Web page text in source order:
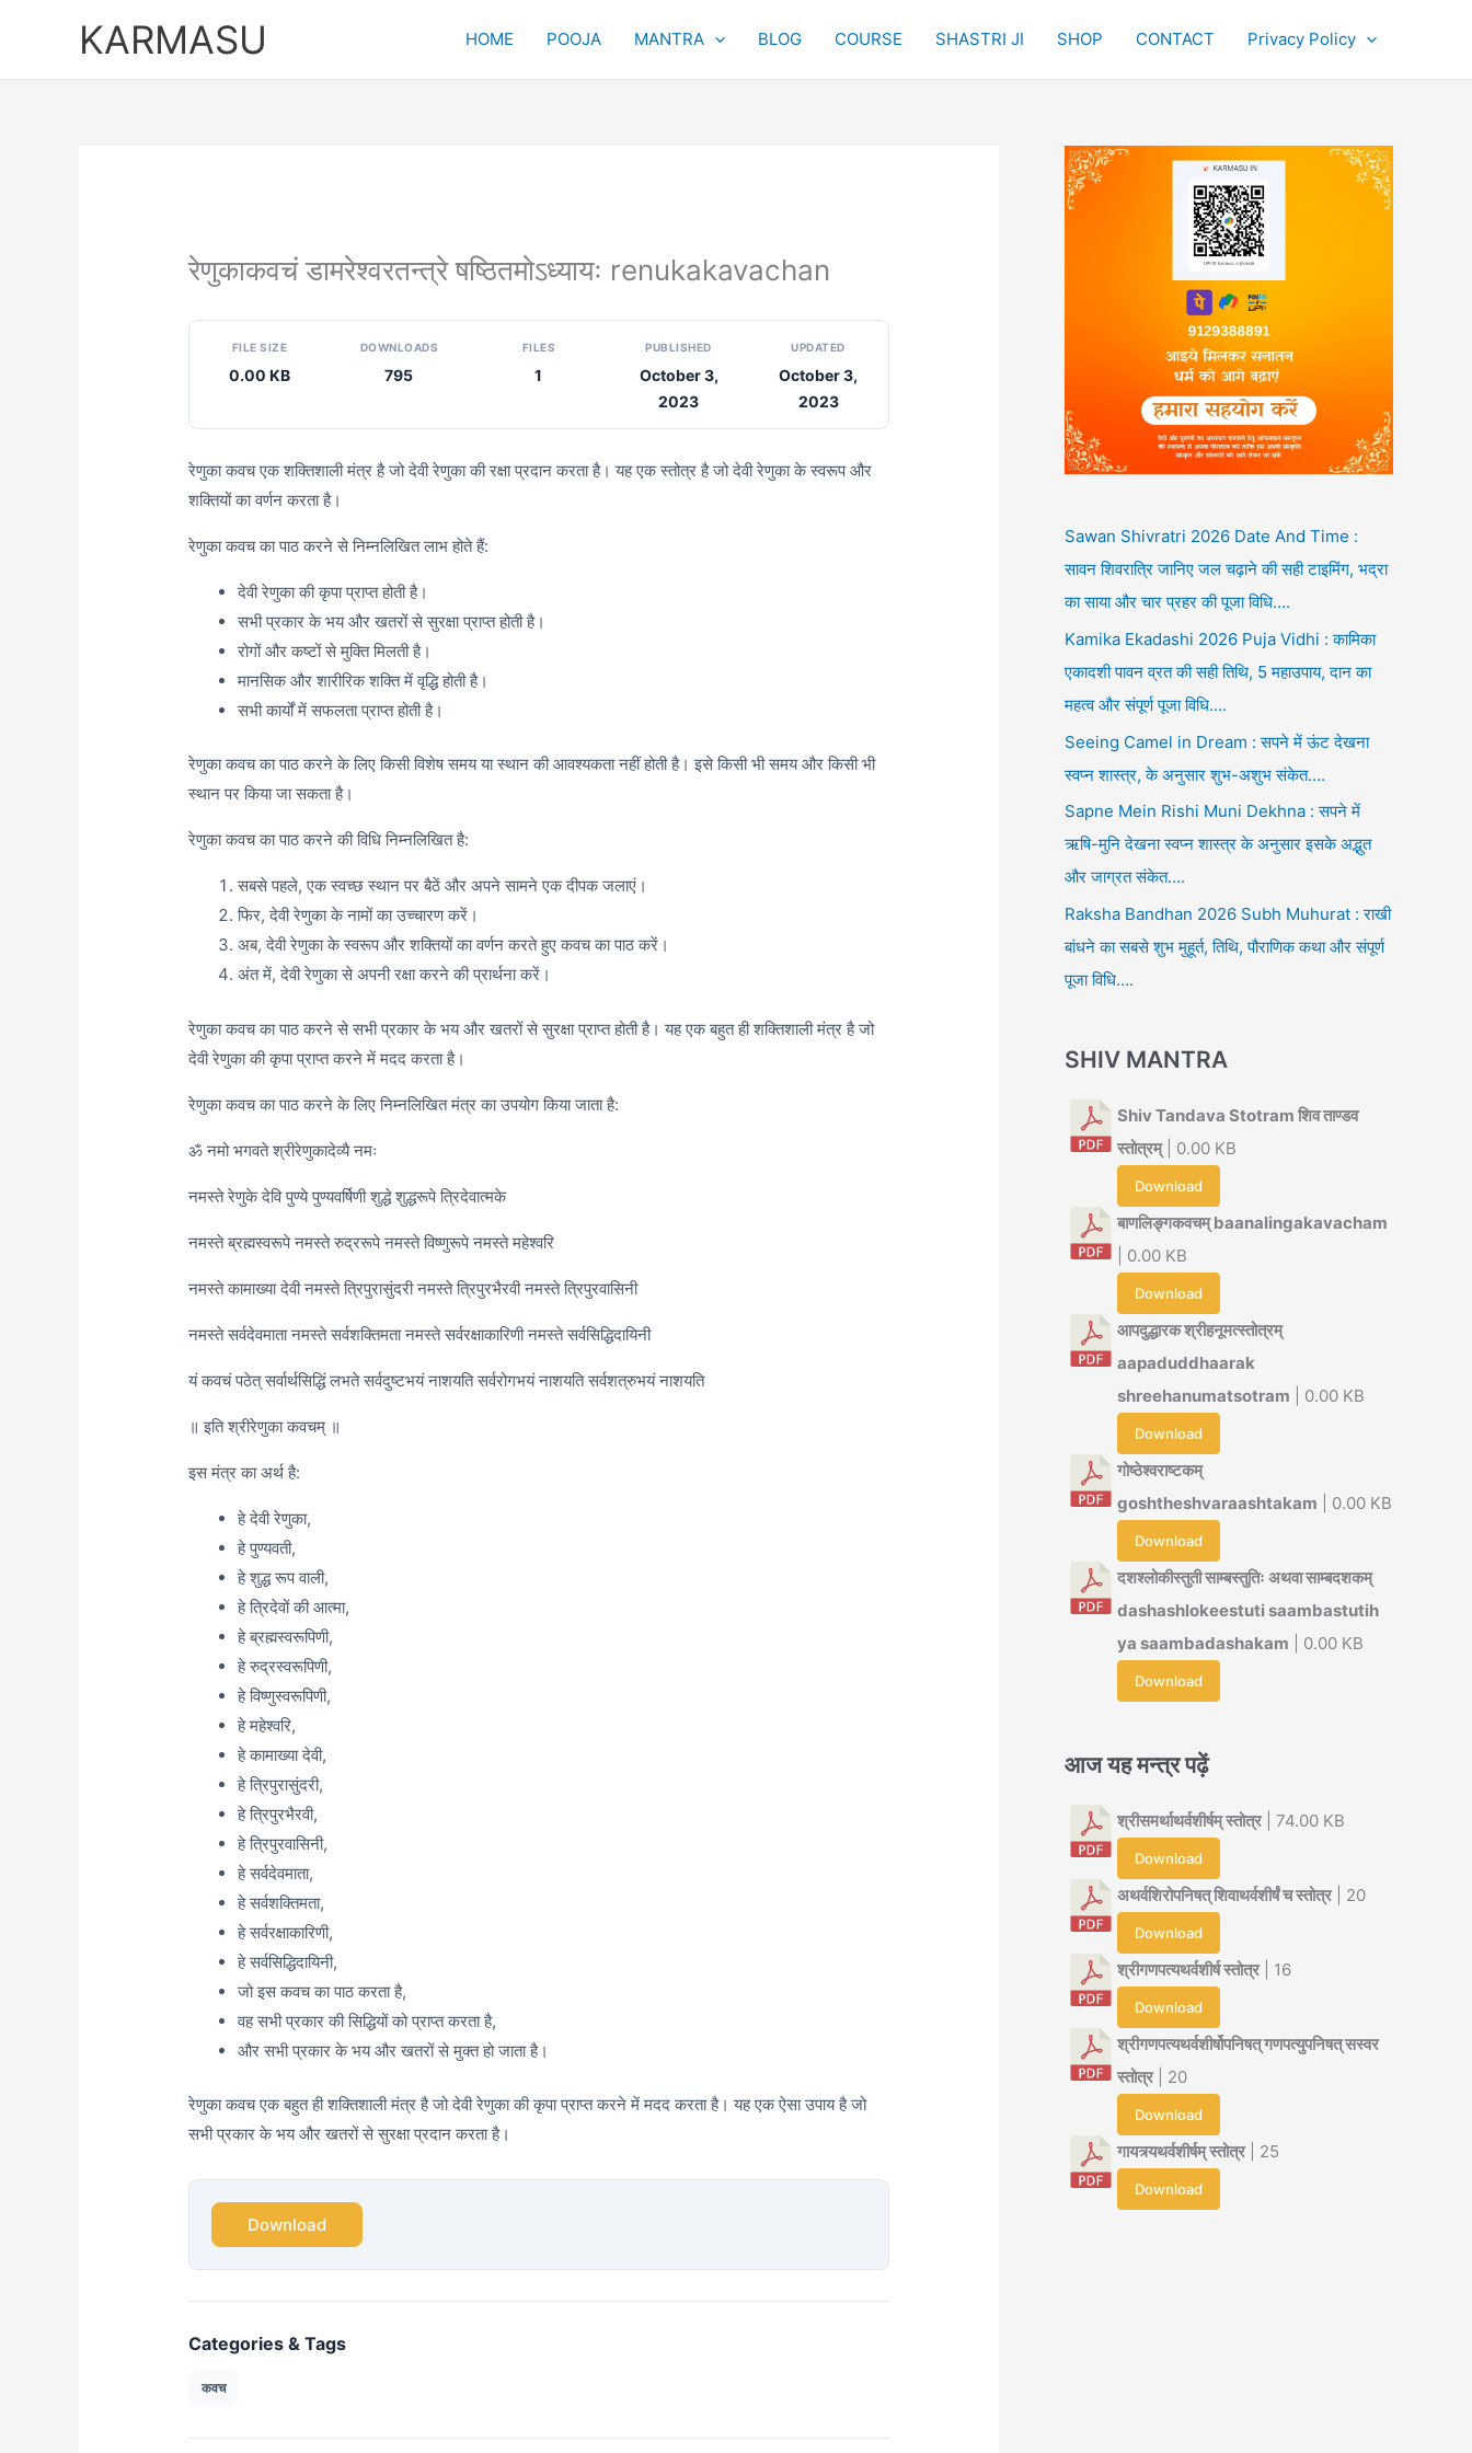
KARMASU HOME POOJA MANTRA BLOG COURSE SHASTRI JI SHOP CONTACT Privacy Policy
रेणुकाकवचं डामरेश्वरतन्त्रे षष्ठितमोऽध्यायः renukakavachan
FILE SIZE
0.00 KB
DOWNLOADS
795
FILES
1
PUBLISHED
October 3,
2023
UPDATED
October 3,
2023
रेणुका कवच एक शक्तिशाली मंत्र है जो देवी रेणुका की रक्षा प्रदान करता है। यह एक स्तोत्र है जो देवी रेणुका के स्वरूप और
शक्तियों का वर्णन करता है।
रेणुका कवच का पाठ करने से निम्नलिखित लाभ होते हैं:
देवी रेणुका की कृपा प्राप्त होती है।
सभी प्रकार के भय और खतरों से सुरक्षा प्राप्त होती है।
रोगों और कष्टों से मुक्ति मिलती है।
मानसिक और शारीरिक शक्ति में वृद्धि होती है।
सभी कार्यों में सफलता प्राप्त होती है।
रेणुका कवच का पाठ करने के लिए किसी विशेष समय या स्थान की आवश्यकता नहीं होती है। इसे किसी भी समय और किसी भी
स्थान पर किया जा सकता है।
रेणुका कवच का पाठ करने की विधि निम्नलिखित है:
सबसे पहले, एक स्वच्छ स्थान पर बैठें और अपने सामने एक दीपक जलाएं।
फिर, देवी रेणुका के नामों का उच्चारण करें।
अब, देवी रेणुका के स्वरूप और शक्तियों का वर्णन करते हुए कवच का पाठ करें।
अंत में, देवी रेणुका से अपनी रक्षा करने की प्रार्थना करें।
रेणुका कवच का पाठ करने से सभी प्रकार के भय और खतरों से सुरक्षा प्राप्त होती है। यह एक बहुत ही शक्तिशाली मंत्र है जो
देवी रेणुका की कृपा प्राप्त करने में मदद करता है।
रेणुका कवच का पाठ करने के लिए निम्नलिखित मंत्र का उपयोग किया जाता है:
ॐ नमो भगवते श्रीरेणुकादेव्यै नमः
नमस्ते रेणुके देवि पुण्ये पुण्यवर्षिणी शुद्धे शुद्धरूपे त्रिदेवात्मके
नमस्ते ब्रह्मस्वरूपे नमस्ते रुद्ररूपे नमस्ते विष्णुरूपे नमस्ते महेश्वरि
नमस्ते कामाख्या देवी नमस्ते त्रिपुरासुंदरी नमस्ते त्रिपुरभैरवी नमस्ते त्रिपुरवासिनी
नमस्ते सर्वदेवमाता नमस्ते सर्वशक्तिमता नमस्ते सर्वरक्षाकारिणी नमस्ते सर्वसिद्धिदायिनी
यं कवचं पठेत् सर्वार्थसिद्धिं लभते सर्वदुष्टभयं नाशयति सर्वरोगभयं नाशयति सर्वशत्रुभयं नाशयति
॥ इति श्रीरेणुका कवचम् ॥
इस मंत्र का अर्थ है:
हे देवी रेणुका,
हे पुण्यवती,
हे शुद्ध रूप वाली,
हे त्रिदेवों की आत्मा,
हे ब्रह्मस्वरूपिणी,
हे रुद्रस्वरूपिणी,
हे विष्णुस्वरूपिणी,
हे महेश्वरि,
हे कामाख्या देवी,
हे त्रिपुरासुंदरी,
हे त्रिपुरभैरवी,
हे त्रिपुरवासिनी,
हे सर्वदेवमाता,
हे सर्वशक्तिमता,
हे सर्वरक्षाकारिणी,
हे सर्वसिद्धिदायिनी,
जो इस कवच का पाठ करता है,
वह सभी प्रकार की सिद्धियों को प्राप्त करता है,
और सभी प्रकार के भय और खतरों से मुक्त हो जाता है।
रेणुका कवच एक बहुत ही शक्तिशाली मंत्र है जो देवी रेणुका की कृपा प्राप्त करने में मदद करता है। यह एक ऐसा उपाय है जो
सभी प्रकार के भय और खतरों से सुरक्षा प्रदान करता है।
Download
Categories & Tags
कवच
Sawan Shivratri 2026 Date And Time :
सावन शिवरात्रि जानिए जल चढ़ाने की सही टाइमिंग, भद्रा
का साया और चार प्रहर की पूजा विधि….
Kamika Ekadashi 2026 Puja Vidhi : कामिका
एकादशी पावन व्रत की सही तिथि, 5 महाउपाय, दान का
महत्व और संपूर्ण पूजा विधि….
Seeing Camel in Dream : सपने में ऊंट देखना
स्वप्न शास्त्र, के अनुसार शुभ-अशुभ संकेत….
Sapne Mein Rishi Muni Dekhna : सपने में
ऋषि-मुनि देखना स्वप्न शास्त्र के अनुसार इसके अद्भुत
और जाग्रत संकेत….
Raksha Bandhan 2026 Subh Muhurat : राखी
बांधने का सबसे शुभ मुहूर्त, तिथि, पौराणिक कथा और संपूर्ण
पूजा विधि….
SHIV MANTRA
Shiv Tandava Stotram शिव ताण्डव
स्तोत्रम्| 0.00 KB
Download
बाणलिङ्गकवचम् baanalingakavacham
| 0.00 KB
Download
आपदुद्धारक श्रीहनूमत्स्तोत्रम्
aapaduddhaarak
shreehanumatsotram | 0.00 KB
Download
गोष्ठेश्वराष्टकम्
goshtheshvaraashtakam | 0.00 KB
Download
दशश्लोकीस्तुती साम्बस्तुतिः अथवा साम्बदशकम्
dashashlokeestuti saambastutih
ya saambadashakam | 0.00 KB
Download
आज यह मन्त्र पढ़ें
श्रीसमर्थाथर्वशीर्षम् स्तोत्र| 74.00 KB
Download
अथर्वशिरोपनिषत् शिवाथर्वशीर्षं च स्तोत्र| 20
Download
श्रीगणपत्यथर्वशीर्ष स्तोत्र| 16
Download
श्रीगणपत्यथर्वशीर्षोपनिषत् गणपत्युपनिषत् सस्वर
स्तोत्र| 20
Download
गायत्र्यथर्वशीर्षम् स्तोत्र| 25
Download